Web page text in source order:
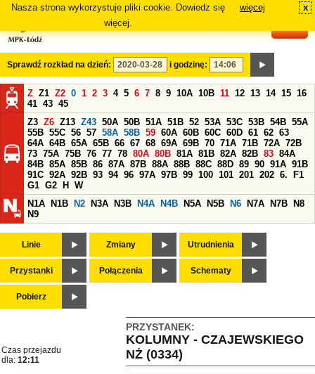
Nasza strona wykorzystuje pliki cookie. Dowiedz się
więcej.
więcej x
Sprawdź rozkład na dzień: i godzinę:
Z Z1 Z2 0 1 2 3 4 5 6 7 8 9 10A 10B 11 12 13 14 15 16
41 43 45
Z3 Z6 Z13 Z43 50A 50B 51A 51B 52 53A 53C 53B 54B 55A
55B 55C 56 57 58A 58B 59 60A 60B 60C 60D 61 62 63
64A 64B 65A 65B 66 67 68 69A 69B 70 71A 71B 72A 72B
73 75A 75B 76 77 78 80A 80B 81A 81B 82A 82B 83 84A
84B 85A 85B 86 87A 87B 88A 88B 88C 88D 89 90 91A 91B
91C 92A 92B 93 94 96 97A 97B 99 100 101 201 202 6.
F1
G1 G2 H
W
N1A
N1B N2 N3A N3B N4A N4B N5A N5B N6 N7A N7B
N8
N9
Linie Zmiany Utrudnienia
Przystanki Połączenia Schematy
Pobierz
PRZYSTANEK:
KOLUMNY - CZAJEWSKIEGO
NŻ (0334)
Czas przejazdu
dla: 12:11